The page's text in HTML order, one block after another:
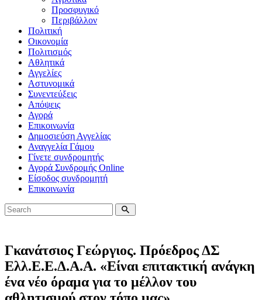
Προσφυγικό
Περιβάλλον
Πολιτική
Οικονομία
Πολιτισμός
Αθλητικά
Αγγελίες
Αστυνομικά
Συνεντεύξεις
Απόψεις
Αγορά
Επικοινωνία
Δημοσιεύση Αγγελίας
Αναγγελία Γάμου
Γίνετε συνδρομητής
Αγορά Συνδρομής Online
Είσοδος συνδρομητή
Επικοινωνία
Γκανάτσιος Γεώργιος. Πρόεδρος ΔΣ
Ελλ.Ε.Ε.Δ.Α.Α. «Είναι επιτακτική ανάγκη
ένα νέο όραμα για το μέλλον του